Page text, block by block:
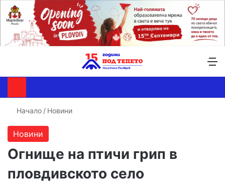
Начало / Новини
Новини
Огнище на птичи грип в
пловдивското село